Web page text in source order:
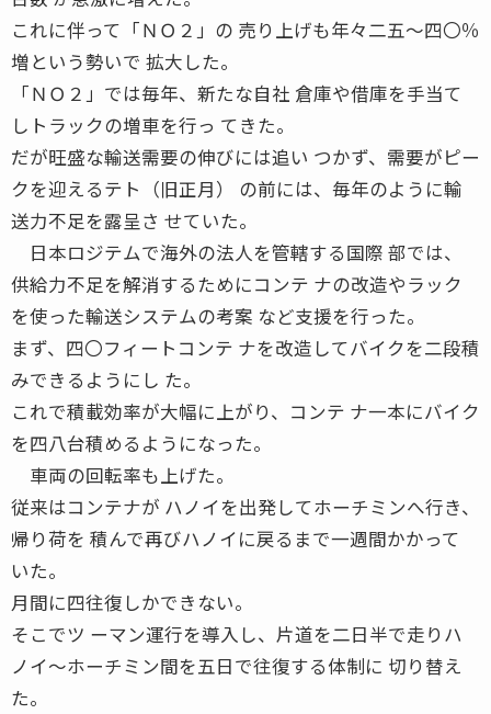
これに伴って「ＮＯ２」の 売り上げも年々二五〜四〇％
増という勢いで 拡大した。
「ＮＯ２」では毎年、新たな自社 倉庫や借庫を手当て
しトラックの増車を行っ てきた。
だが旺盛な輸送需要の伸びには追い つかず、需要がピー
クを迎えるテト（旧正月） の前には、毎年のように輸
送力不足を露呈さ せていた。
日本ロジテムで海外の法人を管轄する国際 部では、
供給力不足を解消するためにコンテ ナの改造やラック
を使った輸送システムの考案 など支援を行った。
まず、四〇フィートコンテ ナを改造してバイクを二段積
みできるようにし た。
これで積載効率が大幅に上がり、コンテ ナ一本にバイク
を四八台積めるようになった。
車両の回転率も上げた。
従来はコンテナが ハノイを出発してホーチミンへ行き、
帰り荷を 積んで再びハノイに戻るまで一週間かかって
いた。
月間に四往復しかできない。
そこでツ ーマン運行を導入し、片道を二日半で走りハ
ノイ〜ホーチミン間を五日で往復する体制に 切り替え
た。